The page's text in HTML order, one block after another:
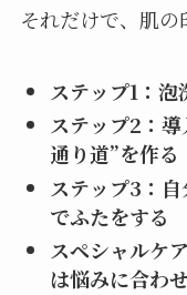
それだけで、肌の
ステップ1：
ステップ2：
通り道”を作る
ステップ3：
でふたをする
スペシャルケ
は悩みに合わ